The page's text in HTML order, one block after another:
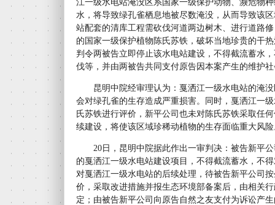
江一级水电站淹没区系国家一级保护动物、濒危物
水，将导致绿孔雀栖息地被尽数淹没，从而导致该
站配套的清库工程需砍伐河道两边树木、进行道路
的国家一级保护植物陈氏苏铁，破坏当地珍贵的干
判令两被告立即停止该水电站建设，不得截流蓄水
伐等，并由两被告共同支付原告因本案产生的维护
昆明中院经审理认为：戛洒江一级水电站的淹没
会对绿孔雀的生存造成严重损害。同时，戛洒江一
氏苏铁进行评价，新平公司也未对陈氏苏铁采取任
续建设，将使该区域珍稀动植物的生存面临重大风
20日，昆明中院据此作出一审判决：被告新平公
的戛洒江一级水电站建设项目，不得截流蓄水，不
对戛洒江一级水电站的后续处理，待被告新平公司
价，采取改进措施并报生态环境部备案后，由相关
定；由被告新平公司向原告自然之友支付为诉讼产